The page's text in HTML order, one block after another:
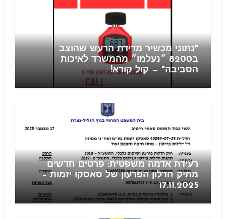
"נתוני מכשיר מדידת הרעש שהוצב
ב8200 ״נעלמו״ מהמשרד לאיכות
הסביבה" — קול קורא!
חוזים
רעידת אדמה משפטית: פרטים חדשים
מתיק חדלון הפרעון של סאסקו יזמות –
17.11.2025